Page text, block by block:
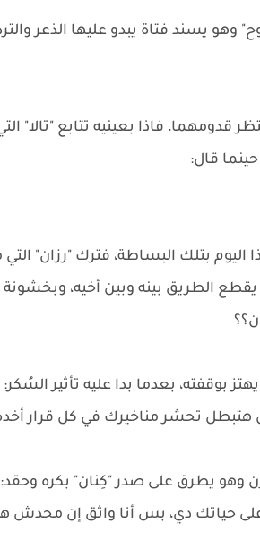
وهو يسند فتاة يبدو عليها الذعر
قدومهما، فاذا بعينيه تتابع "تالا"
قال:
اليوم بتلك البساطة، فترك "رزان"
الطريق بينه وبين أخيه، وبخشونة
بوقفته، بعدما بدا عليه تأثير السُكر:
تحشر مناخيرك في كل قرار
يطرق على صدر "كِنان" بكره وحقد:
على حياتك دي، بس أنا واثق إن